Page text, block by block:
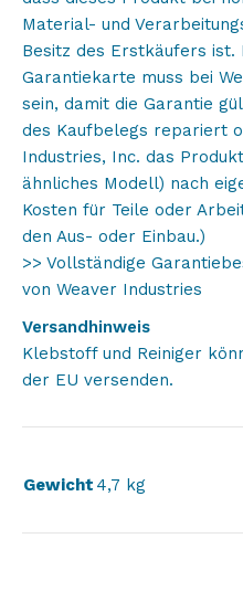
Material- und
Besitz des Erstkäufers ist.
Garantiekarte muss bei
sein, damit die Garantie
des Kaufbelegs repariert
Industries, Inc. das
ähnliches Modell) nach
Kosten für Teile oder
den Aus- oder Einbau.)
>> Vollständige
von Weaver Industries
Versandhinweis
Klebstoff und Reiniger
der EU versenden.
Gewicht 4,7 kg